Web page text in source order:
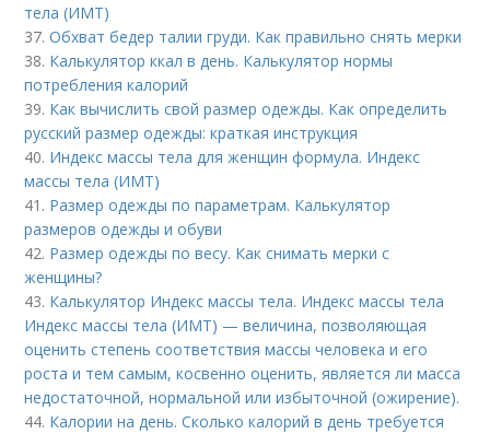
тела (ИМТ)
37.Обхват бедер талии груди. Как правильно снять мерки
38. Калькулятор ккал в день. Калькулятор нормы
потребления калорий
39. Как вычислить свой размер одежды. Как определить
русский размер одежды: краткая инструкция
40. Индекс массы тела для женщин формула. Индекс
массы тела (ИМТ)
41. Размер одежды по параметрам. Калькулятор
размеров одежды и обуви
42. Размер одежды по весу. Как снимать мерки с
женщины?
43. Калькулятор Индекс массы тела. Индекс массы тела
Индекс массы тела (ИМТ) — величина, позволяющая
оценить степень соответствия массы человека и его
роста и тем самым, косвенно оценить, является ли масса
недостаточной, нормальной или избыточной (ожирение).
44. Калории на день. Сколько калорий в день требуется